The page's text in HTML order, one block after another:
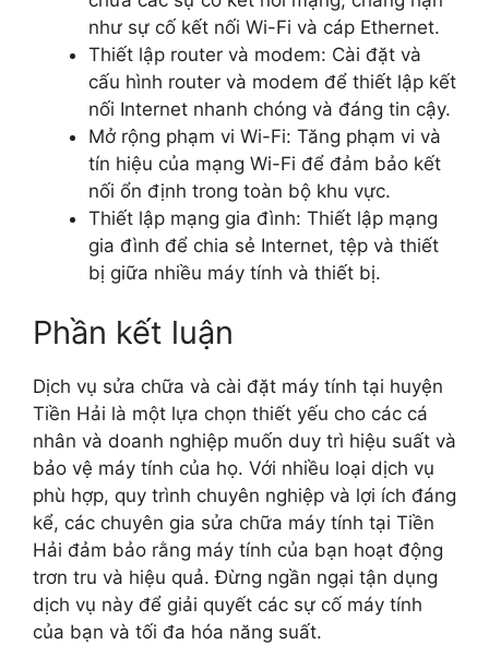
như sự cố kết nối Wi-Fi và cáp Ethernet.
Thiết lập router và modem: Cài đặt và
cấu hình router và modem để thiết lập kết
nối Internet nhanh chóng và đáng tin cậy.
Mở rộng phạm vi Wi-Fi: Tăng phạm vi và
tín hiệu của mạng Wi-Fi để đảm bảo kết
nối ổn định trong toàn bộ khu vực.
Thiết lập mạng gia đình: Thiết lập mạng
gia đình để chia sẻ Internet, tệp và thiết
bị giữa nhiều máy tính và thiết bị.
Phần kết luận
Dịch vụ sửa chữa và cài đặt máy tính tại huyện
Tiền Hải là một lựa chọn thiết yếu cho các cá
nhân và doanh nghiệp muốn duy trì hiệu suất và
bảo vệ máy tính của họ. Với nhiều loại dịch vụ
phù hợp, quy trình chuyên nghiệp và lợi ích đáng
kể, các chuyên gia sửa chữa máy tính tại Tiền
Hải đảm bảo rằng máy tính của bạn hoạt động
trơn tru và hiệu quả. Đừng ngần ngại tận dụng
dịch vụ này để giải quyết các sự cố máy tính
của bạn và tối đa hóa năng suất.